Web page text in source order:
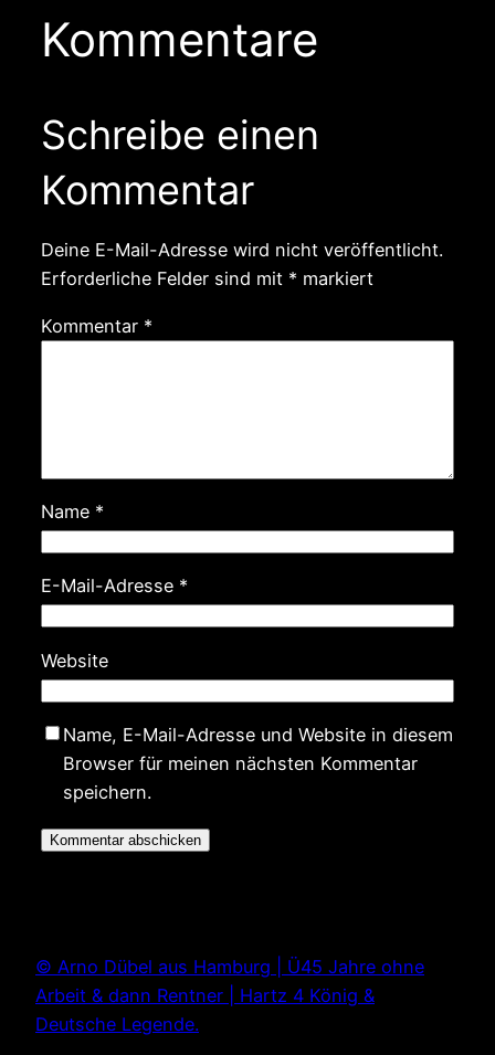
Kommentare
Schreibe einen
Kommentar
Deine E-Mail-Adresse wird nicht veröffentlicht.
Erforderliche Felder sind mit * markiert
Kommentar *
Name *
E-Mail-Adresse *
Website
Name, E-Mail-Adresse und Website in diesem
Browser für meinen nächsten Kommentar
speichern.
© Arno Dübel aus Hamburg | Ü45 Jahre ohne
Arbeit & dann Rentner | Hartz 4 König &
Deutsche Legende.